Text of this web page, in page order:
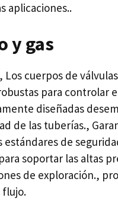
aplicaciones..
y gas
cuerpos de
para controlar
diseñadas
de las tuberías.,
de
soportar las altas
de exploración.,
flujo.